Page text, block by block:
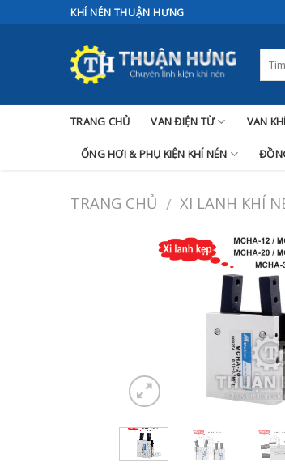
to
KHÍ NÉN THUẬN HƯNG
TRANG CHỦ VAN ĐIỆN TỪ VAN
ỐNG HƠI & PHỤ KIỆN KHÍ NÉN
TRANG CHỦ / XI LANH KHÍ